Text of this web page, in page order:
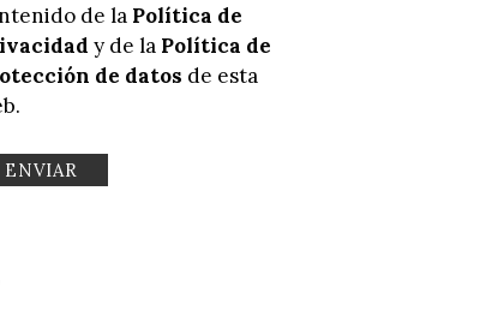
de la Política de
y de la Política de
de datos de esta